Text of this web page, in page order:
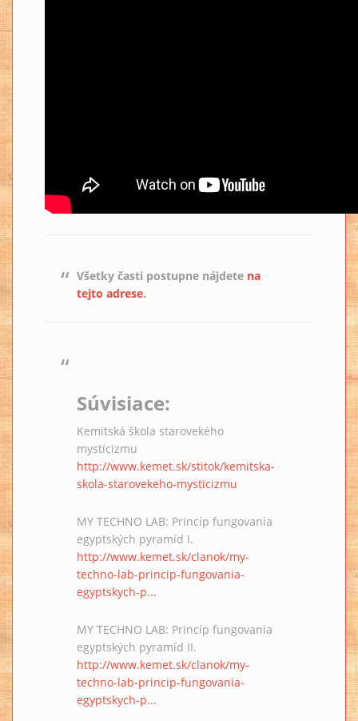
Všetky časti postupne nájdete na
tejto adrese.
Súvisiace:
Kemitská škola starovekého
mysticizmu
http://www.kemet.sk/stitok/kemitska-
skola-starovekeho-mysticizmu
MY TECHNO LAB: Princíp fungovania
egyptských pyramíd I.
http://www.kemet.sk/clanok/my-
techno-lab-princip-fungovania-
egyptskych-p...
MY TECHNO LAB: Princíp fungovania
egyptských pyramíd II.
http://www.kemet.sk/clanok/my-
techno-lab-princip-fungovania-
egyptskych-p...